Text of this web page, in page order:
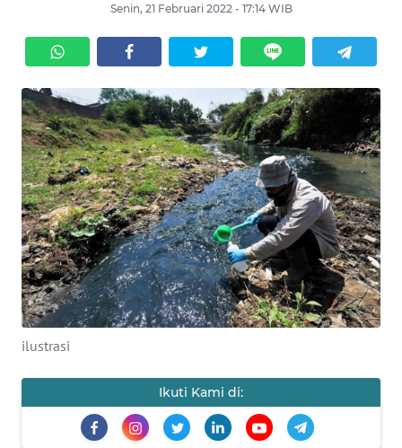
Senin, 21 Februari 2022 - 17:14 WIB
ilustrasi
Ikuti Kami di:
EKUIN
SAINS-TEKNO
KESEHATAN
INTERNASIONAL
SERBA-SERBI
PENDIDIKAN